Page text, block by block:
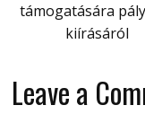
támogatására
kiírásáról
Leave a